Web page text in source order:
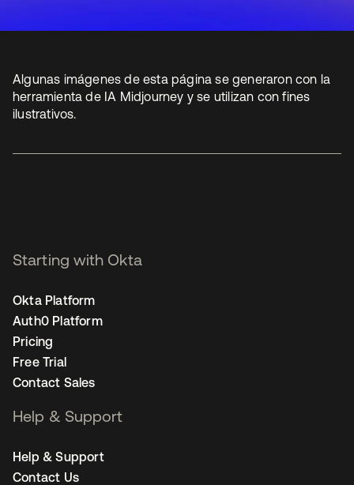
Algunas imágenes de esta página se generaron con la
herramienta de IA Midjourney y se utilizan con fines
ilustrativos.
Starting with Okta
Okta Platform
Auth0 Platform
Pricing
Free Trial
Contact Sales
Help & Support
Help & Support
Contact Us